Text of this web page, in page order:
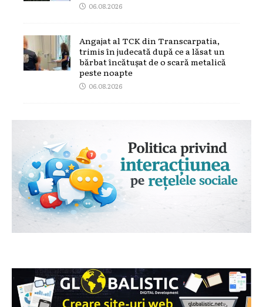
06.08.2026
Angajat al TCK din Transcarpatia,
trimis în judecată după ce a lăsat un
bărbat încătușat de o scară metalică
peste noapte
06.08.2026